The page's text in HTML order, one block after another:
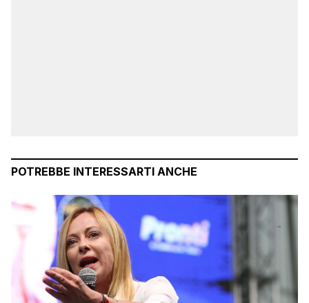
POTREBBE INTERESSARTI ANCHE